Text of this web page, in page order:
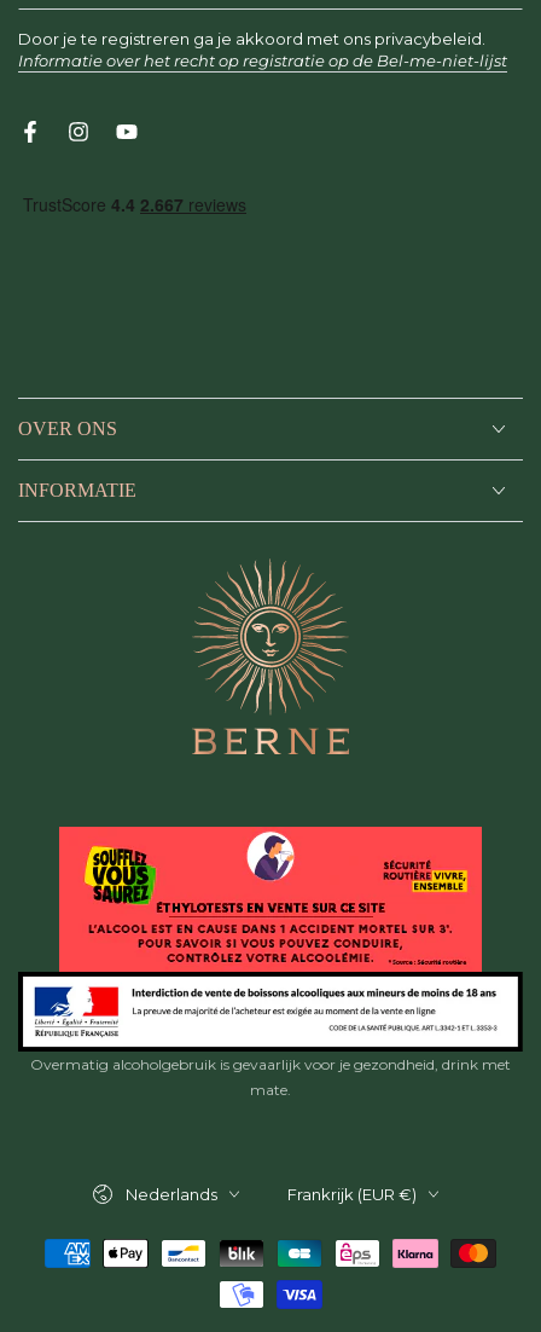
OVER ONS
INFORMATIE
hier
je
mail
Door je te registreren ga je akkoord met ons privacybeleid.
Informatie over het recht op registratie op de Bel-me-niet-lijst
FacebookInstagramYouTube
Overmatig alcoholgebruik is gevaarlijk voor je gezondheid, drink met
mate.
Nederlands Frankrijk (EUR €)
Betaalmethoden